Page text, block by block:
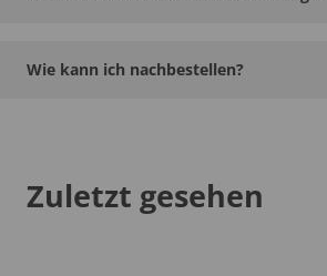
Wie kann ich nachbestellen?
Zuletzt gesehen